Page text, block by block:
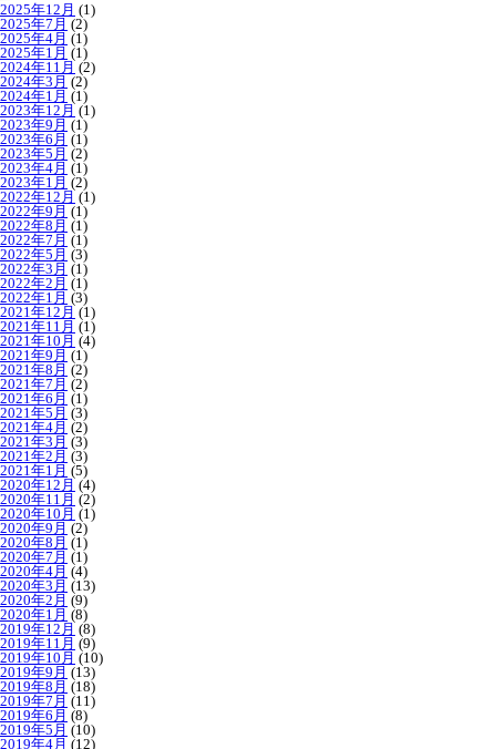
2025年12月 (1)
2025年7月 (2)
2025年4月 (1)
2025年1月 (1)
2024年11月 (2)
2024年3月 (2)
2024年1月 (1)
2023年12月 (1)
2023年9月 (1)
2023年6月 (1)
2023年5月 (2)
2023年4月 (1)
2023年1月 (2)
2022年12月 (1)
2022年9月 (1)
2022年8月 (1)
2022年7月 (1)
2022年5月 (3)
2022年3月 (1)
2022年2月 (1)
2022年1月 (3)
2021年12月 (1)
2021年11月 (1)
2021年10月 (4)
2021年9月 (1)
2021年8月 (2)
2021年7月 (2)
2021年6月 (1)
2021年5月 (3)
2021年4月 (2)
2021年3月 (3)
2021年2月 (3)
2021年1月 (5)
2020年12月 (4)
2020年11月 (2)
2020年10月 (1)
2020年9月 (2)
2020年8月 (1)
2020年7月 (1)
2020年4月 (4)
2020年3月 (13)
2020年2月 (9)
2020年1月 (8)
2019年12月 (8)
2019年11月 (9)
2019年10月 (10)
2019年9月 (13)
2019年8月 (18)
2019年7月 (11)
2019年6月 (8)
2019年5月 (10)
2019年4月 (12)